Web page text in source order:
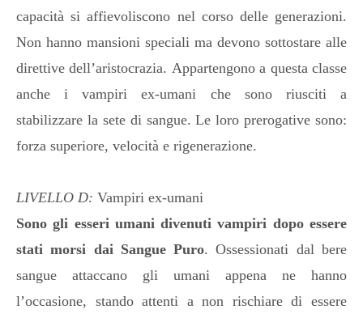
capacità si affievoliscono nel corso delle generazioni.
Non hanno mansioni speciali ma devono sottostare alle
direttive dell’aristocrazia. Appartengono a questa classe
anche i vampiri ex-umani che sono riusciti a
stabilizzare la sete di sangue. Le loro prerogative sono:
forza superiore, velocità e rigenerazione.
LIVELLO D: Vampiri ex-umani
Sono gli esseri umani divenuti vampiri dopo essere
stati morsi dai Sangue Puro. Ossessionati dal bere
sangue attaccano gli umani appena ne hanno
l’occasione, stando attenti a non rischiare di essere